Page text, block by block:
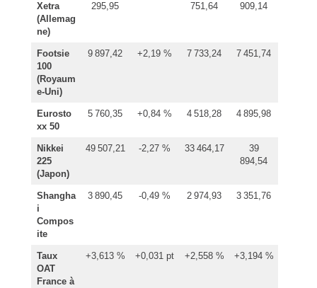
Xetra
(Allemag
ne)
295,95
751,64
909,14
Footsie
100
(Royaum
e-Uni)
9 897,42 +2,19 % 7 733,24 7 451,74
Eurosto
xx 50
5 760,35 +0,84 % 4 518,28 4 895,98
Nikkei
225
(Japon)
49 507,21 -2,27 % 33 464,17
39
894,54
Shangha
i
Compos
ite
3 890,45 -0,49 % 2 974,93 3 351,76
Taux
OAT
France à
+3,613 % +0,031 pt +2,558 % +3,194 %